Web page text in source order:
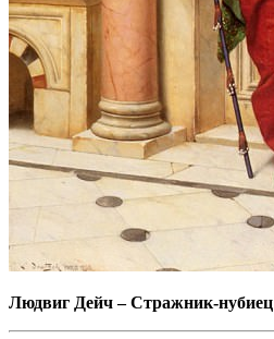
Людвиг Дейч–Стражник-нубиец